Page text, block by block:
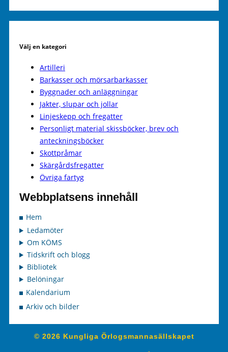
Välj en kategori
Artilleri
Barkasser och mörsarbarkasser
Byggnader och anläggningar
Jakter, slupar och jollar
Linjeskepp och fregatter
Personligt material skissböcker, brev och
anteckningsböcker
Skottpråmar
Skärgårdsfregatter
Övriga fartyg
Webbplatsens innehåll
Hem
Ledamöter
Om KÖMS
Tidskrift och blogg
Bibliotek
Belöningar
Kalendarium
Arkiv och bilder
© 2026 Kungliga Örlogsmannasällskapet